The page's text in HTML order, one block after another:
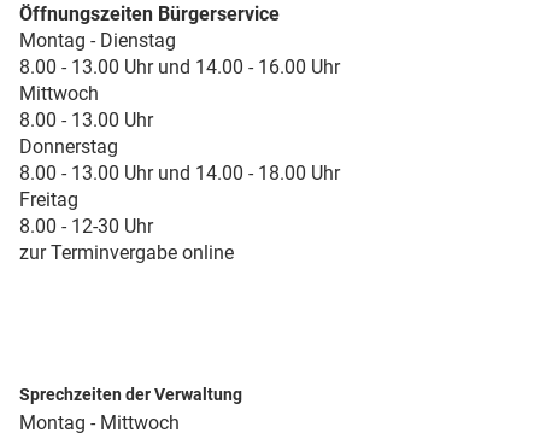
Öffnungszeiten Bürgerservice
Montag - Dienstag
8.00 - 13.00 Uhr und 14.00 - 16.00 Uhr
Mittwoch
8.00 - 13.00 Uhr
Donnerstag
8.00 - 13.00 Uhr und 14.00 - 18.00 Uhr
Freitag
8.00 - 12-30 Uhr
zur Terminvergabe online
Sprechzeiten der Verwaltung
Montag - Mittwoch